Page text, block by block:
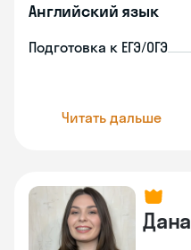
Английский язык
Подготовка к ЕГЭ/ОГЭ
Читать дальше
Дана